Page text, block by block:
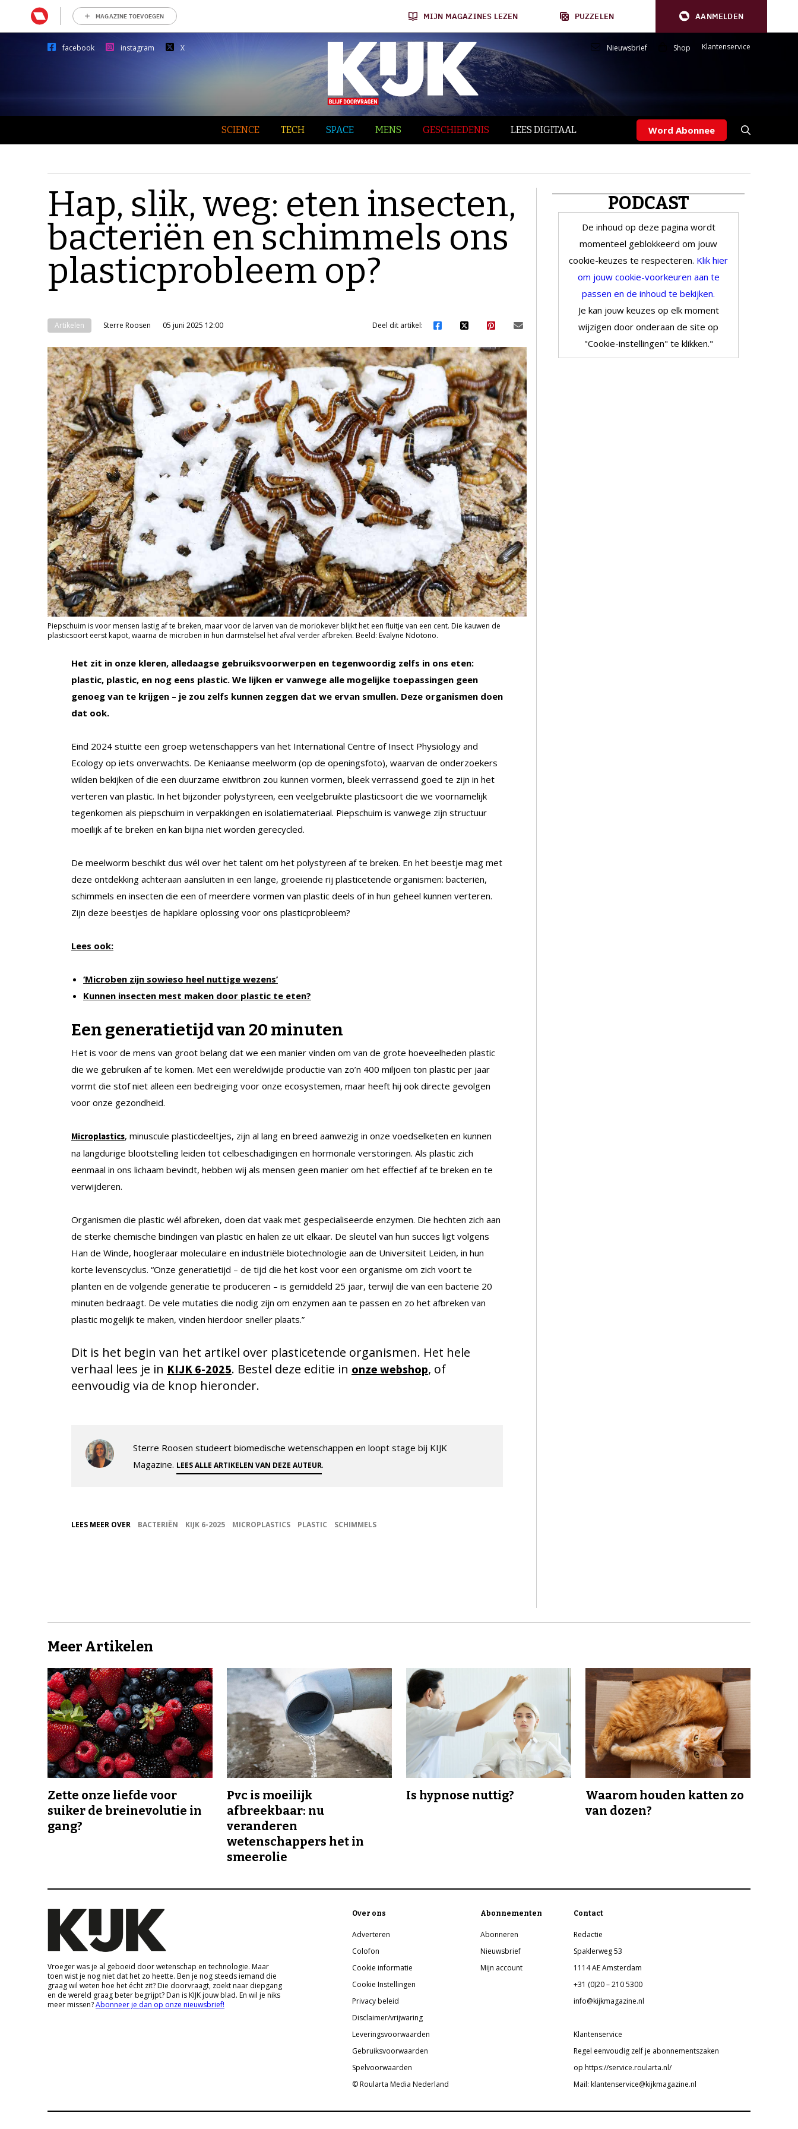
MAGAZINE TOEVOEGEN MIJN MAGAZINES LEZEN PUZZELEN AANMELDEN
facebook instagram X Nieuwsbrief Shop Klantenservice
SCIENCE TECH SPACE MENS GESCHIEDENIS LEES DIGITAAL Word Abonnee
Hap, slik, weg: eten insecten,
bacteriën en schimmels ons
plasticprobleem op?
Artikelen Sterre Roosen 05 juni 2025 12:00 Deel dit artikel:
Piepschuim is voor mensen lastig af te breken, maar voor de larven van de moriokever blijkt het een fluitje van een cent. Die kauwen de
plasticsoort eerst kapot, waarna de microben in hun darmstelsel het afval verder afbreken. Beeld: Evalyne Ndotono.
Het zit in onze kleren, alledaagse gebruiksvoorwerpen en tegenwoordig zelfs in ons eten:
plastic, plastic, en nog eens plastic. We lijken er vanwege alle mogelijke toepassingen geen
genoeg van te krijgen – je zou zelfs kunnen zeggen dat we ervan smullen. Deze organismen doen
dat ook.
Eind 2024 stuitte een groep wetenschappers van het International Centre of Insect Physiology and
Ecology op iets onverwachts. De Keniaanse meelworm (op de openingsfoto), waarvan de onderzoekers
wilden bekijken of die een duurzame eiwitbron zou kunnen vormen, bleek verrassend goed te zijn in het
verteren van plastic. In het bijzonder polystyreen, een veelgebruikte plasticsoort die we voornamelijk
tegenkomen als piepschuim in verpakkingen en isolatiemateriaal. Piepschuim is vanwege zijn structuur
moeilijk af te breken en kan bijna niet worden gerecycled.
De meelworm beschikt dus wél over het talent om het polystyreen af te breken. En het beestje mag met
deze ontdekking achteraan aansluiten in een lange, groeiende rij plastic­etende organismen: bacteriën,
schimmels en insecten die een of meerdere vormen van plastic deels of in hun geheel kunnen verteren.
Zijn deze beestjes de hapklare oplossing voor ons plasticprobleem?
Lees ook:
‘Microben zijn sowieso heel nuttige wezens’
Kunnen insecten mest maken door plastic te eten?
Een generatietijd van 20 minuten
Het is voor de mens van groot belang dat we een manier vinden om van de grote hoeveelheden plastic
die we gebruiken af te komen. Met een wereldwijde productie van zo’n 400 miljoen ton plastic per jaar
vormt die stof niet alleen een bedreiging voor onze ecosystemen, maar heeft hij ook directe gevolgen
voor onze gezondheid.
Microplastics, minuscule plasticdeeltjes, zijn al lang en breed aanwezig in onze voedselketen en kunnen
na langdurige blootstelling leiden tot celbeschadigingen en hormonale verstoringen. Als plastic zich
eenmaal in ons lichaam bevindt, hebben wij als mensen geen manier om het effectief af te breken en te
verwijderen.
Organismen die plastic wél afbreken, doen dat vaak met gespecialiseerde enzymen. Die hechten zich aan
de sterke chemische bindingen van plastic en halen ze uit elkaar. De sleutel van hun succes ligt volgens
Han de Winde, hoogleraar moleculaire en industriële biotechnologie aan de Universiteit Leiden, in hun
korte levenscyclus. “Onze generatietijd – de tijd die het kost voor een organisme om zich voort te
planten en de volgende generatie te produceren – is gemiddeld 25 jaar, terwijl die van een bacterie 20
minuten bedraagt. De vele mutaties die nodig zijn om enzymen aan te passen en zo het afbreken van
plastic mogelijk te maken, vinden hierdoor sneller plaats.”
Dit is het begin van het artikel over plasticetende organismen. Het hele
verhaal lees je in KIJK 6-2025. Bestel deze editie in onze webshop, of
eenvoudig via de knop hieronder.
Sterre Roosen studeert biomedische wetenschappen en loopt stage bij KIJK
Magazine. LEES ALLE ARTIKELEN VAN DEZE AUTEUR.
LEES MEER OVER BACTERIËN KIJK 6-2025 MICROPLASTICS PLASTIC SCHIMMELS
PODCAST
De inhoud op deze pagina wordt
momenteel geblokkeerd om jouw
cookie-keuzes te respecteren. Klik hier
om jouw cookie-voorkeuren aan te
passen en de inhoud te bekijken.
Je kan jouw keuzes op elk moment
wijzigen door onderaan de site op
"Cookie-instellingen" te klikken."
Meer Artikelen
Zette onze liefde voor
suiker de breinevolutie in
gang?
Pvc is moeilijk
afbreekbaar: nu
veranderen
wetenschappers het in
smeerolie
Is hypnose nuttig?
Waarom houden katten zo
van dozen?
Vroeger was je al geboeid door wetenschap en technologie. Maar
toen wist je nog niet dat het zo heette. Ben je nog steeds iemand die
graag wil weten hoe het écht zit? Die doorvraagt, zoekt naar diepgang
en de wereld graag beter begrijpt? Dan is KIJK jouw blad. En wil je niks
meer missen?Abonneer je dan op onze nieuwsbrief!
Over ons
Adverteren
Colofon
Cookie informatie
Cookie Instellingen
Privacy beleid
Disclaimer/vrijwaring
Leveringsvoorwaarden
Gebruiksvoorwaarden
Spelvoorwaarden
© Roularta Media Nederland
Abonnementen
Abonneren
Nieuwsbrief
Mijn account
Contact
Redactie
Spaklerweg 53
1114 AE Amsterdam
+31 (0)20 – 210 5300
info@kijkmagazine.nl
Klantenservice
Regel eenvoudig zelf je abonnementszaken
op https://service.roularta.nl/
Mail: klantenservice@kijkmagazine.nl